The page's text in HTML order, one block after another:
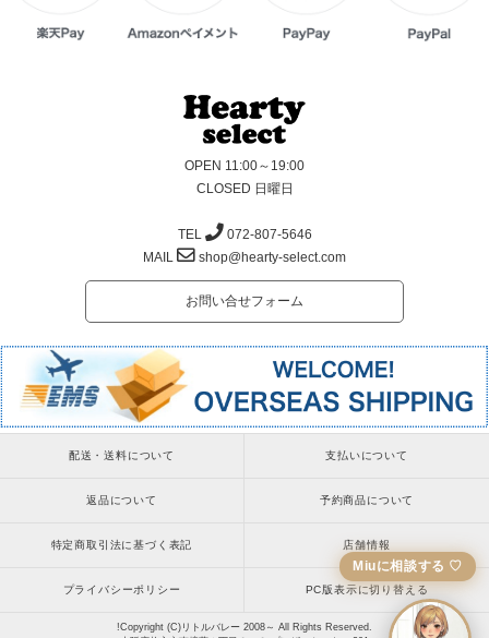
OPEN 11:00～19:00
CLOSED 日曜日
TEL
072-807-5646
MAIL
shop@hearty-select.com
お問い合せフォーム
配送・送料について 支払いについて
返品について 予約商品について
特定商取引法に基づく表記 店舗情報
プライバシーポリシー PC版表示に切り替える
!Copyright (C)リトルバレー 2008～ All Rights Reserved.
Miuに相談する ♡